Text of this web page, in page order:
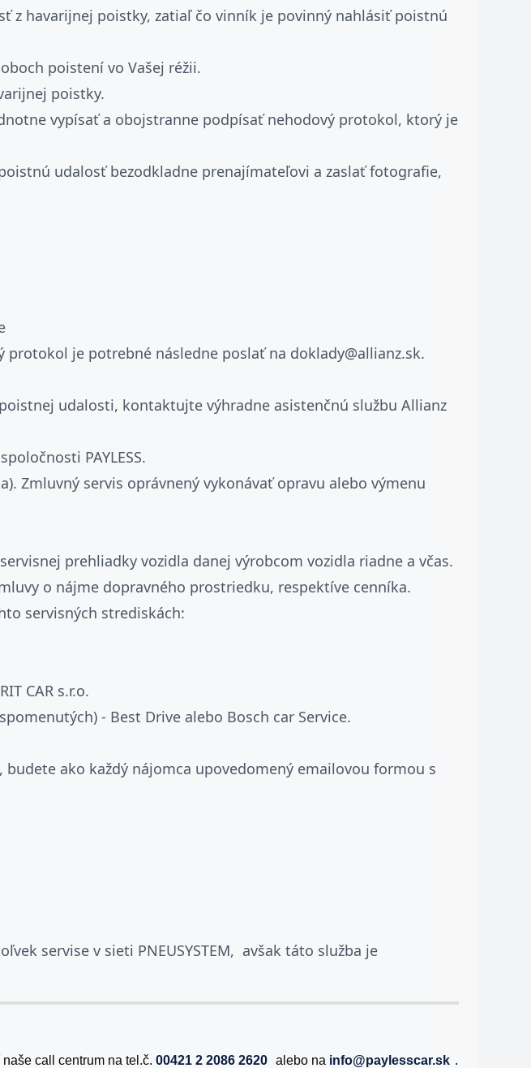
z havarijnej poistky, zatiaľ čo vinník je povinný nahlásiť poistnú
poistení vo Vašej réžii.
poistky.
vypísať a obojstranne podpísať nehodový protokol, ktorý je
udalosť bezodkladne prenajímateľovi a zaslať fotografie,
protokol je potrebné následne poslať na doklady@allianz.sk.
udalosti, kontaktujte výhradne asistenčnú službu Allianz
PAYLESS.
Zmluvný servis oprávnený vykonávať opravu alebo výmenu
prehliadky vozidla danej výrobcom vozidla riadne a včas.
o nájme dopravného prostriedku, respektíve cenníka.
servisných strediskách:
CAR s.r.o.
- Best Drive alebo Bosch car Service.
ako každý nájomca upovedomený emailovou formou s
servise v sieti PNEUSYSTEM, avšak táto služba je
call centrum na tel.č. 00421 2 2086 2620 alebo na info@paylesscar.sk .